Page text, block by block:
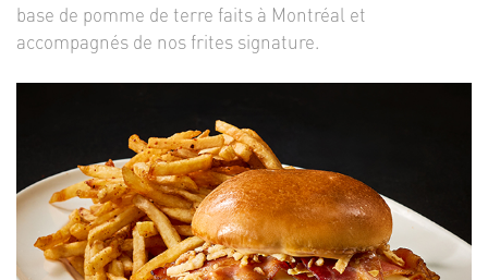
base de pomme de terre faits à Montréal et
accompagnés de nos frites signature.